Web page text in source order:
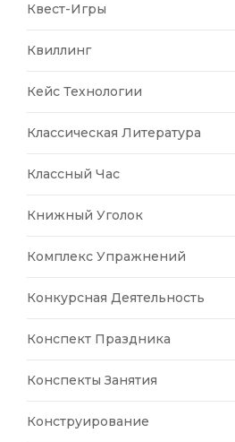
Квест-Игры
Квиллинг
Кейс Технологии
Классическая Литература
Классный Час
Книжный Уголок
Комплекс Упражнений
Конкурсная Деятельность
Конспект Праздника
Конспекты Занятия
Конструирование